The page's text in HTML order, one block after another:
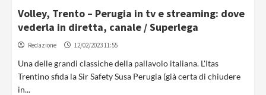
Volley, Trento – Perugia in tv e streaming: dove
vederla in diretta, canale / Superlega
Redazione 12/02/2023 11:55
Una delle grandi classiche della pallavolo italiana. L'Itas
Trentino sfida la Sir Safety Susa Perugia (già certa di chiudere
in...